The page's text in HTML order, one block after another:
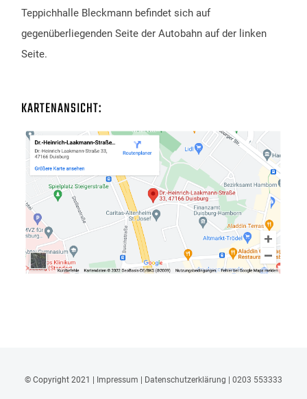
Teppichhalle Bleckmann befindet sich auf
gegenüberliegenden Seite der Autobahn auf der linken
Seite.
KARTENANSICHT:
© Copyright 2021 | Impressum Datenschutzerklärung 0203 553333